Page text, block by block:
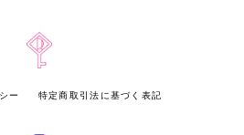
ー 特定商取引法に基づく表記